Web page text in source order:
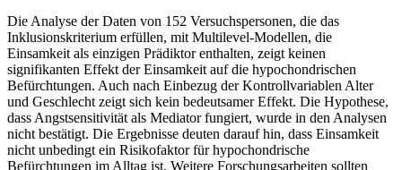
Die Analyse der Daten von 152 Versuchspersonen, die das
Inklusionskriterium erfüllen, mit Multilevel-Modellen, die
Einsamkeit als einzigen Prädiktor enthalten, zeigt keinen
signifikanten Effekt der Einsamkeit auf die hypochondrischen
Befürchtungen. Auch nach Einbezug der Kontrollvariablen Alter
und Geschlecht zeigt sich kein bedeutsamer Effekt. Die Hypothese,
dass Angstsensitivität als Mediator fungiert, wurde in den Analysen
nicht bestätigt. Die Ergebnisse deuten darauf hin, dass Einsamkeit
nicht unbedingt ein Risikofaktor für hypochondrische
Befürchtungen im Alltag ist. Weitere Forschungsarbeiten sollten